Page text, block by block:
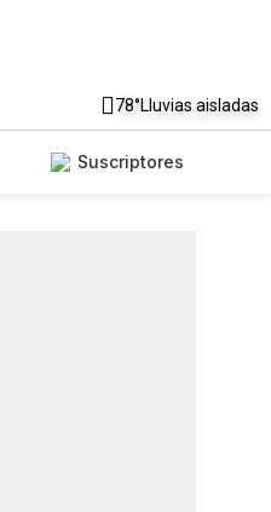
78°Lluvias aisladas
Suscriptores